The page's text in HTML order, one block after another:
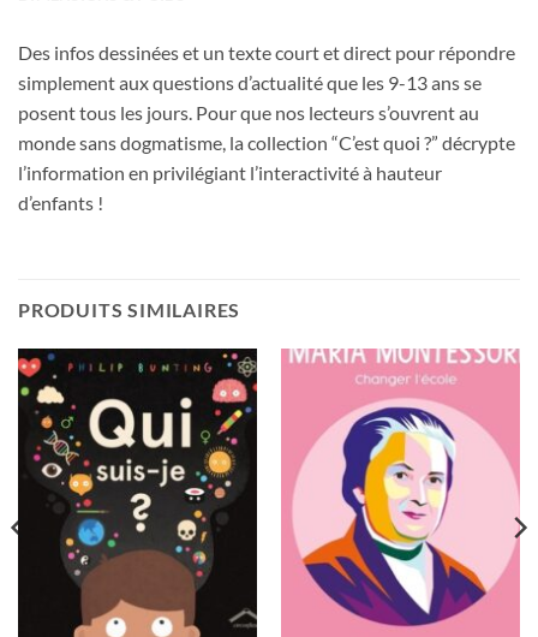
Des infos dessinées et un texte court et direct pour répondre
simplement aux questions d’actualité que les 9-13 ans se
posent tous les jours. Pour que nos lecteurs s’ouvrent au
monde sans dogmatisme, la collection “C’est quoi ?” décrypte
l’information en privilégiant l’interactivité à hauteur
d’enfants !
PRODUITS SIMILAIRES